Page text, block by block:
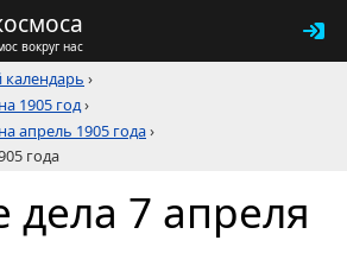
вокруг нас
›
1905 год›
апрель 1905 года›
года
7 апреля